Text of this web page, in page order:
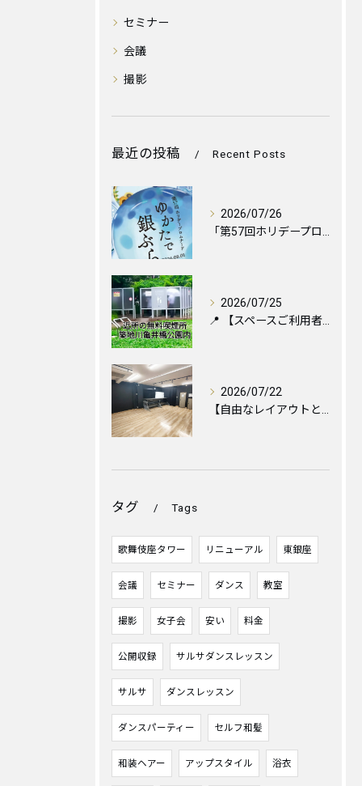
セミナー
会議
撮影
最近の投稿 Recent Posts
2026/07/26
2026/07/25
2026/07/22
タグ Tags
歌舞伎座タワー リニューアル 東銀座
会議 セミナー ダンス 教室
撮影 女子会 安い 料金
公開収録 サルサダンスレッスン
サルサ ダンスレッスン
ダンスパーティー セルフ和髪
和装ヘアー アップスタイル 浴衣